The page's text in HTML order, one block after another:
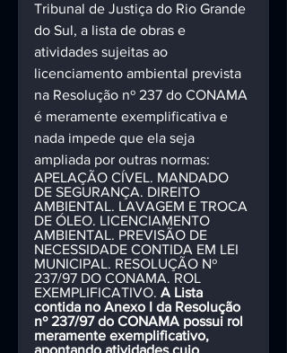
Tribunal de Justiça do Rio Grande
do Sul, a lista de obras e
atividades sujeitas ao
licenciamento ambiental prevista
na Resolução nº 237 do CONAMA
é meramente exemplificativa e
nada impede que ela seja
ampliada por outras normas:
APELAÇÃO CÍVEL. MANDADO
DE SEGURANÇA. DIREITO
AMBIENTAL. LAVAGEM E TROCA
DE ÓLEO. LICENCIAMENTO
AMBIENTAL. PREVISÃO DE
NECESSIDADE CONTIDA EM LEI
MUNICIPAL. RESOLUÇÃO Nº
237/97 DO CONAMA. ROL
EXEMPLIFICATIVO. A Lista
contida no Anexo I da Resolução
nº 237/97 do CONAMA possui rol
meramente exemplificativo,
apontando atividades cujo